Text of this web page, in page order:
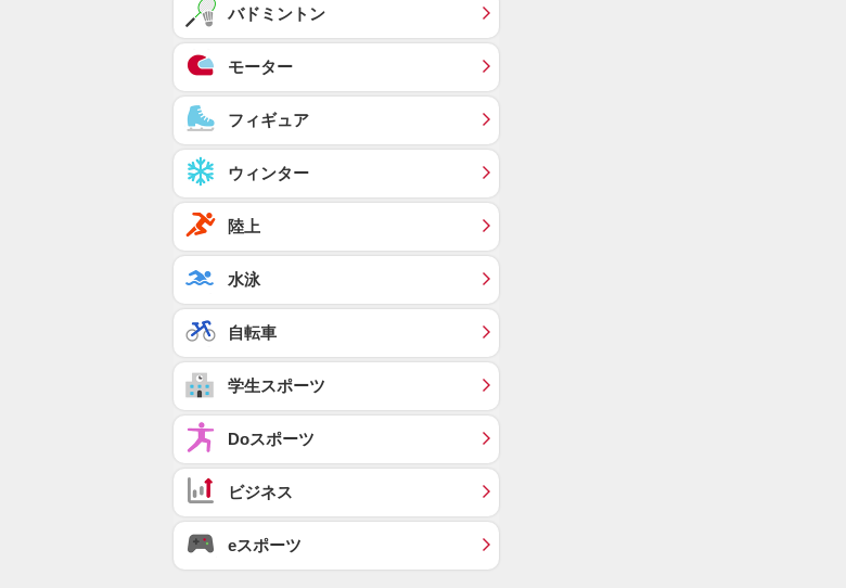
バドミントン
モーター
フィギュア
ウィンター
陸上
水泳
自転車
学生スポーツ
Doスポーツ
ビジネス
eスポーツ